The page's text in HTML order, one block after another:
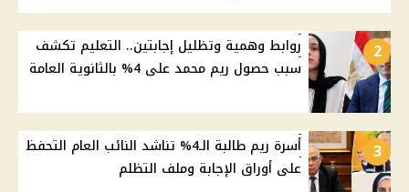
2
روابط وهمية وتظليل إجابتين.. التعليم تكشف
سبب حصول ريم محمد على 4% بالثانوية العامة
3
أسرة ريم طالبة الـ4% تناشد النائب العام التحفظ
على أوراق الإجابة وملف التظلم